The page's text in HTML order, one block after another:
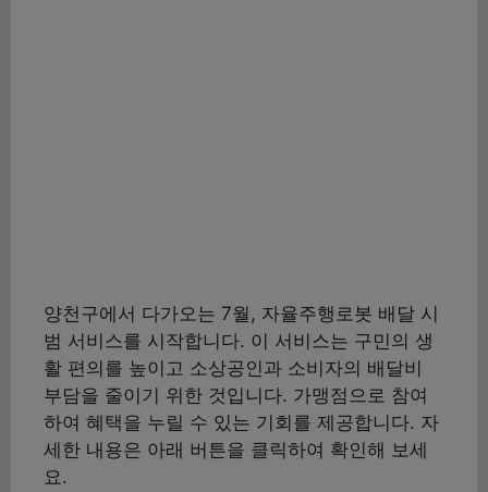
양천구에서 다가오는 7월, 자율주행로봇 배달 시
범 서비스를 시작합니다. 이 서비스는 구민의 생
활 편의를 높이고 소상공인과 소비자의 배달비
부담을 줄이기 위한 것입니다. 가맹점으로 참여
하여 혜택을 누릴 수 있는 기회를 제공합니다. 자
세한 내용은 아래 버튼을 클릭하여 확인해 보세
요.